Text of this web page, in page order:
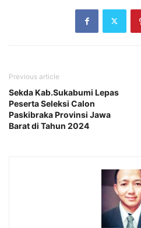
Previous article
Sekda Kab.Sukabumi Lepas
Peserta Seleksi Calon
Paskibraka Provinsi Jawa
Barat di Tahun 2024